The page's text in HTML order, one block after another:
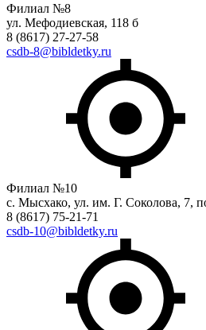
Филиал №8
ул. Мефодиевская, 118 б
8 (8617) 27-27-58
csdb-8@bibldetky.ru
Филиал №10
с. Мысхако, ул. им. Г. Соколова, 7,
8 (8617) 75-21-71
csdb-10@bibldetky.ru